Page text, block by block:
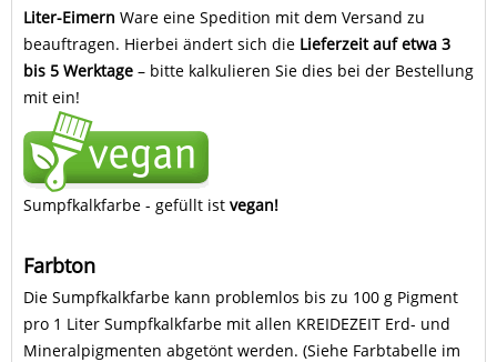
Liter-Eimern Ware eine Spedition mit dem Versand zu
beauftragen. Hierbei ändert sich die Lieferzeit auf etwa 3
bis 5 Werktage – bitte kalkulieren Sie dies bei der Bestellung
mit ein!
Sumpfkalkfarbe - gefüllt ist vegan!
Farbton
Die Sumpfkalkfarbe kann problemlos bis zu 100 g Pigment
pro 1 Liter Sumpfkalkfarbe mit allen KREIDEZEIT Erd- und
Mineralpigmenten abgetönt werden. (Siehe Farbtabelle im